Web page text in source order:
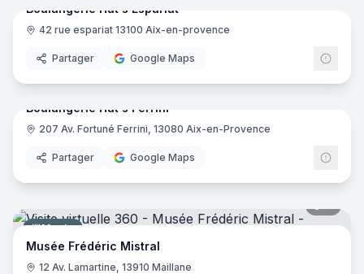
Boulangerie
Boulangerie Hat's Espariat
42 rue espariat 13100 Aix-en-provence
Partager Google Maps
Boulangerie
Boulangerie Hat's Ferrini
207 Av. Fortuné Ferrini, 13080 Aix-en-Provence
Partager Google Maps
Musée
Musée Frédéric Mistral
12 Av. Lamartine, 13910 Maillane